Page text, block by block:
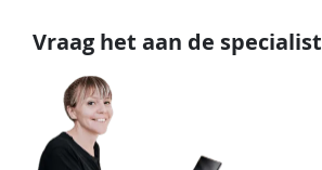
Vraag het aan de specialist